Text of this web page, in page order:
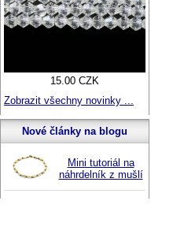
15.00 CZK
Zobrazit všechny novinky ...
Nové články na blogu
Mini tutoriál na
náhrdelník z mušlí